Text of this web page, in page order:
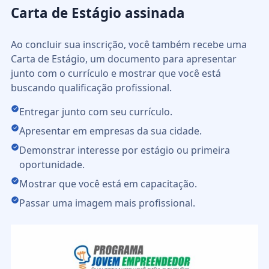
Carta de Estágio assinada
Ao concluir sua inscrição, você também recebe uma
Carta de Estágio, um documento para apresentar
junto com o currículo e mostrar que você está
buscando qualificação profissional.
Entregar junto com seu currículo.
Apresentar em empresas da sua cidade.
Demonstrar interesse por estágio ou primeira
oportunidade.
Mostrar que você está em capacitação.
Passar uma imagem mais profissional.